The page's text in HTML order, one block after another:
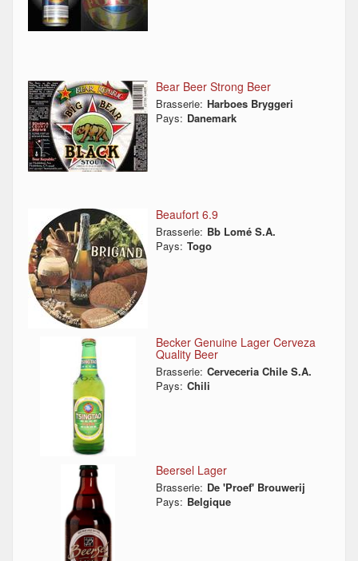
Bear Beer Strong Beer
Brasserie: Harboes Bryggeri
Pays: Danemark
Beaufort 6.9
Brasserie: Bb Lomé S.A.
Pays: Togo
Becker Genuine Lager Cerveza
Quality Beer
Brasserie: Cerveceria Chile S.A.
Pays: Chili
Beersel Lager
Brasserie: De 'Proef' Brouwerij
Pays: Belgique